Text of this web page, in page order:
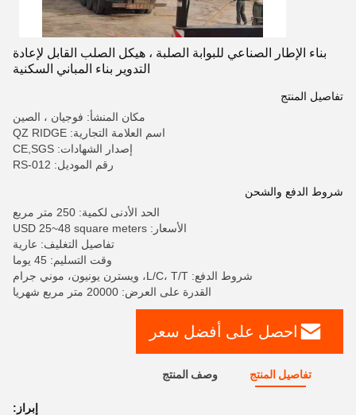
بناء الإطار الصناعي للبوابة الصلبة ، هيكل الصلب القابل لإعادة
التدوير بناء المباني السكنية
تفاصيل المنتج
مكان المنشأ: فوجيان ، الصين
اسم العلامة التجارية: QZ RIDGE
إصدار الشهادات: CE,SGS
رقم الموديل: RS-012
شروط الدفع والشحن
الحد الأدنى لكمية: 250 متر مربع
الأسعار: USD 25~48 square meters
تفاصيل التغليف: عارية
وقت التسليم: 45 يوما
شروط الدفع: L/C، T/T، ويسترن يونيون، موني جرام
القدرة على العرض: 20000 متر مربع شهريا
احصل على أفضل سعر
تفاصيل المنتج وصف المنتج
إبراز: